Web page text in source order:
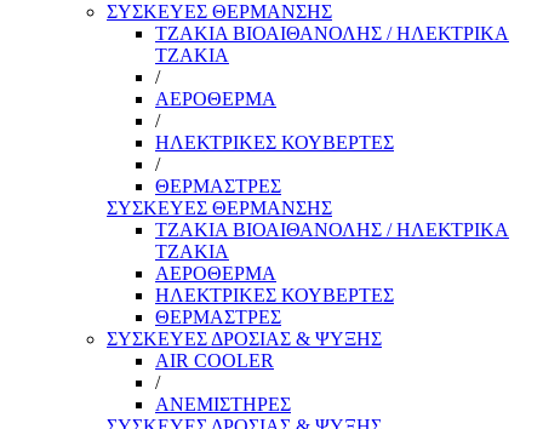
ΣΥΣΚΕΥΕΣ ΘΕΡΜΑΝΣΗΣ
ΤΖΑΚΙΑ ΒΙΟΑΙΘΑΝΟΛΗΣ / ΗΛΕΚΤΡΙΚΑ
ΤΖΑΚΙΑ
/
ΑΕΡΟΘΕΡΜΑ
/
ΗΛΕΚΤΡΙΚΕΣ ΚΟΥΒΕΡΤΕΣ
/
ΘΕΡΜΑΣΤΡΕΣ
ΣΥΣΚΕΥΕΣ ΘΕΡΜΑΝΣΗΣ
ΤΖΑΚΙΑ ΒΙΟΑΙΘΑΝΟΛΗΣ / ΗΛΕΚΤΡΙΚΑ
ΤΖΑΚΙΑ
ΑΕΡΟΘΕΡΜΑ
ΗΛΕΚΤΡΙΚΕΣ ΚΟΥΒΕΡΤΕΣ
ΘΕΡΜΑΣΤΡΕΣ
ΣΥΣΚΕΥΕΣ ΔΡΟΣΙΑΣ & ΨΥΞΗΣ
AIR COOLER
/
ΑΝΕΜΙΣΤΗΡΕΣ